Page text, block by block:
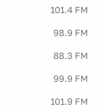
101.4 FM
98.9 FM
88.3 FM
99.9 FM
101.9 FM